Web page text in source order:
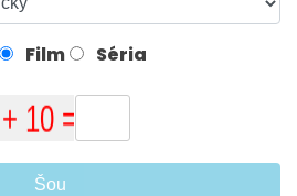
Film Séria
Šou